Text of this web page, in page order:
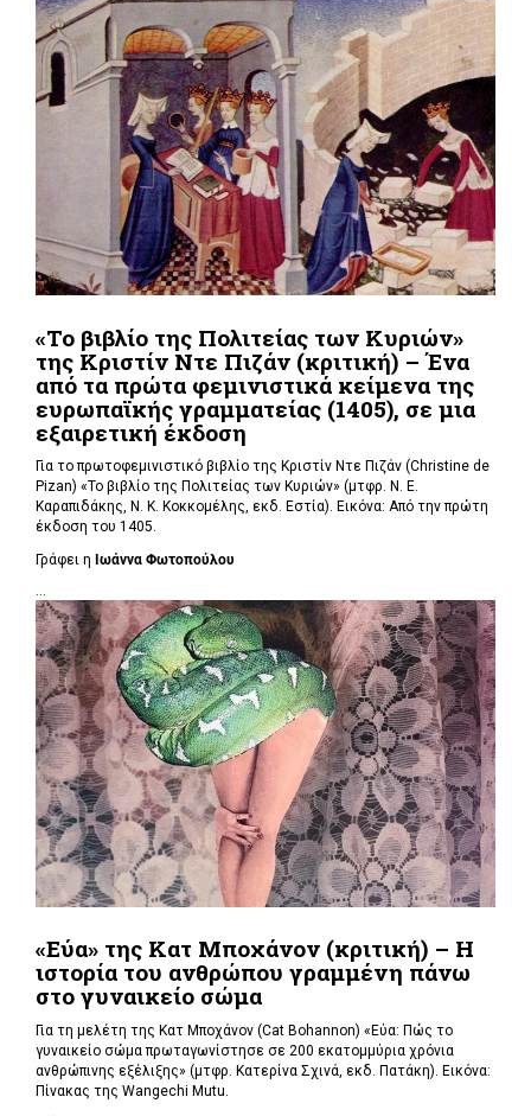
«Το βιβλίο της Πολιτείας των Κυριών»
της Κριστίν Ντε Πιζάν (κριτική) – Ένα
από τα πρώτα φεμινιστικά κείμενα της
ευρωπαϊκής γραμματείας (1405), σε μια
εξαιρετική έκδοση
Για το πρωτοφεμινιστικό βιβλίο της Κριστίν Ντε Πιζάν (Christine de
Pizan) «Το βιβλίο της Πολιτείας των Κυριών» (μτφρ. Ν. Ε.
Καραπιδάκης, Ν. Κ. Κοκκομέλης, εκδ. Εστία). Εικόνα: Από την πρώτη
έκδοση του 1405.
Γράφει η Ιωάννα Φωτοπούλου
...
«Εύα» της Κατ Μποχάνον (κριτική) – Η
ιστορία του ανθρώπου γραμμένη πάνω
στο γυναικείο σώμα
Για τη μελέτη της Κατ Μποχάνον (Cat Bohannon) «Εύα: Πώς το
γυναικείο σώμα πρωταγωνίστησε σε 200 εκατομμύρια χρόνια
ανθρώπινης εξέλιξης» (μτφρ. Κατερίνα Σχινά, εκδ. Πατάκη). Εικόνα:
Πίνακας της Wangechi Mutu.